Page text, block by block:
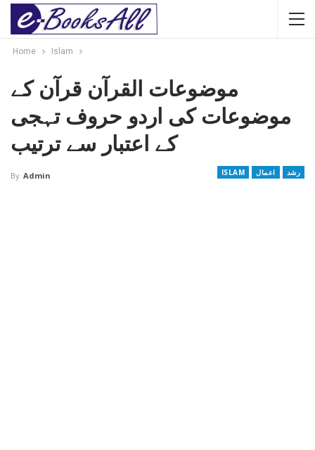
Home Islam
موضوعات القرآن قرآن کے
موضوعات کی اردو حروف تہجی
کے اعتبار سے ترتیب
ISLAM اعمال رشد By Admin